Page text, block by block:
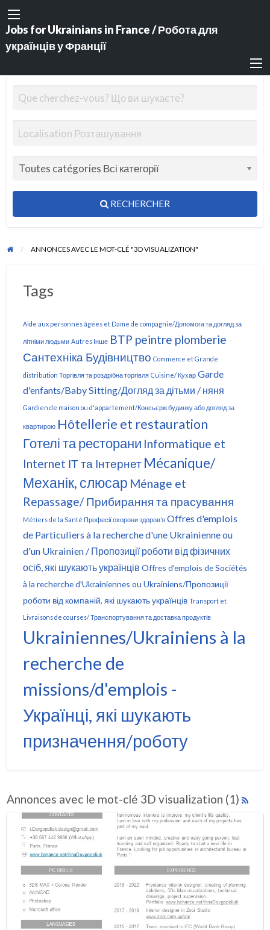
Jobs for Ukrainians in France / Робота для
українців у Франції
RECHERCHER
ANNONCES AVEC LE MOT-CLÉ "3D VISUALIZATION"
Tags
Aide aux personnes âgées et Dame de compagnie/Допомога та догляд за
літніми людьми Autres Інше BTP peintre plomberie
Сантехніка Будівництво Commerce et Grande
distribution Торгівля та роздрібна торгівля Cuisine/ Кухар Garde
d'enfants/Baby Sitting/Догляд за дітьми / няня
Gardien de maison ou d'appartement/Консьєрж будинку або догляд за
квартирою Hôtellerie et restauration
Готелі та ресторани Informatique et
Internet ІТ та Інтернет Mécanique/
Механік, слюсар Ménage et
Repassage/ Прибирання та прасування
Métiers de la Santé Професії охорони здоров’я Offres d'emplois
de Particuliers à la recherche d'une Ukrainienne ou
d'un Ukrainien / Пропозиції роботи від фізичних
осіб, які шукають українців Offres d'emplois de Sociétés
à la recherche d'Ukrainiennes ou Ukrainiens/Пропозиції
роботи від компаній, які шукають українців Transport et
Livraisons de courses/ Транспортування та доставка продуктів
Ukrainiennes/Ukrainiens à la
recherche de
missions/d'emplois -
Українці, які шукають
призначення/роботу
Annonces avec le mot-clé 3D visualization (1)